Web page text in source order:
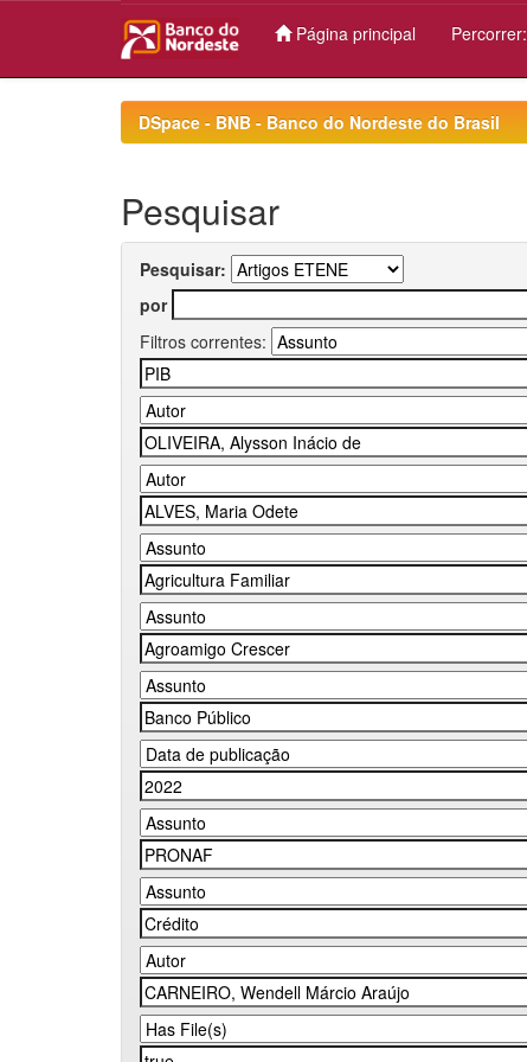
Página principal Percorrer:
DSpace - BNB - Banco do Nordeste do Brasil
Pesquisar
Pesquisar:
por
Filtros correntes: